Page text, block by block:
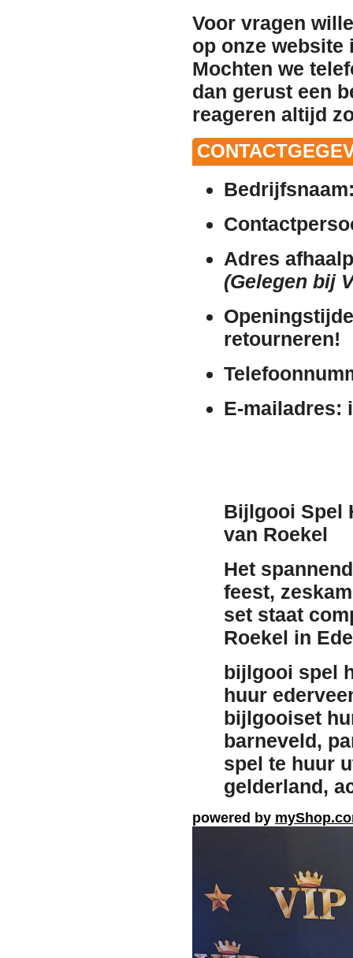
Voor vragen
op onze website
Mochten we
dan gerust een
reageren altijd
Adres
(Gelegen bij
retourneren!
E-mailadres:
Bijlgooi Spel
van Roekel
Het
feest,
set staat
Roekel in
bijlgooi spel
huur
bijlgooiset
barneveld,
spel te huur
gelderland,
powered by